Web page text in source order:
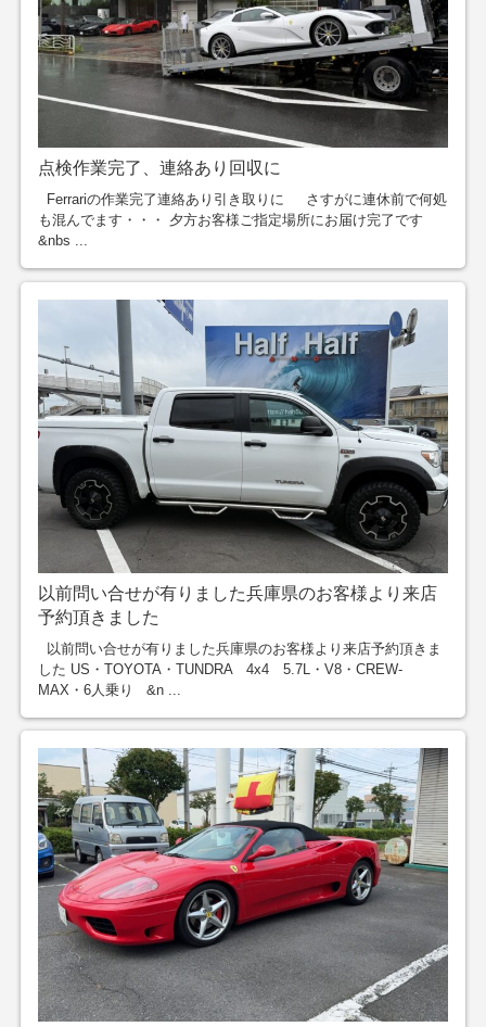
点検作業完了、連絡あり回収に
Ferrariの作業完了連絡あり引き取りに さすがに連休前で何処
も混んでます・・・ 夕方お客様ご指定場所にお届け完了です
&nbs ...
以前問い合せが有りました兵庫県のお客様より来店
予約頂きました
以前問い合せが有りました兵庫県のお客様より来店予約頂きま
した US・TOYOTA・TUNDRA 4x4 5.7L・V8・CREW-
MAX・6人乗り &n ...